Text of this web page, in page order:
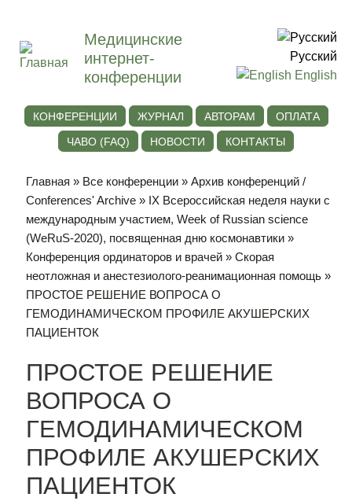
Медицинские
интернет-
конференции
Русский
English
КОНФЕРЕНЦИИ ЖУРНАЛ АВТОРАМ
ОПЛАТА
ЧАВО (FAQ)
НОВОСТИ КОНТАКТЫ
Главная » Все конференции »Архив конференций /
Conferences' Archive » IХ Всероссийская неделя науки с
международным участием, Week of Russian science
(WeRuS-2020), посвященная дню космонавтики »
Конференция ординаторов и врачей »Скорая
неотложная и анестезиолого-реанимационная помощь »
ПРОСТОЕ РЕШЕНИЕ ВОПРОСА О
ГЕМОДИНАМИЧЕСКОМ ПРОФИЛЕ АКУШЕРСКИХ
ПАЦИЕНТОК
ПРОСТОЕ РЕШЕНИЕ
ВОПРОСА О
ГЕМОДИНАМИЧЕСКОМ
ПРОФИЛЕ АКУШЕРСКИХ
ПАЦИЕНТОК